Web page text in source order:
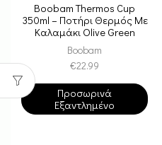
Boobam Thermos Cup
350ml – Ποτήρι Θερμός Με
Καλαμάκι Olive Green
Boobam
€22.99
Προσωρινά
Εξαντλημένο